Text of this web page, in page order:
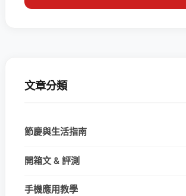
文章分類
節慶與生活指南
開箱文 & 評測
手機應用教學